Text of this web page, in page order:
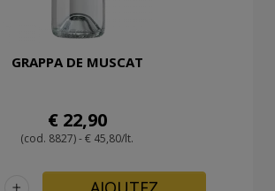
GRAPPA DE MUSCAT
€ 22,90
(cod. 8827) - € 45,80/lt.